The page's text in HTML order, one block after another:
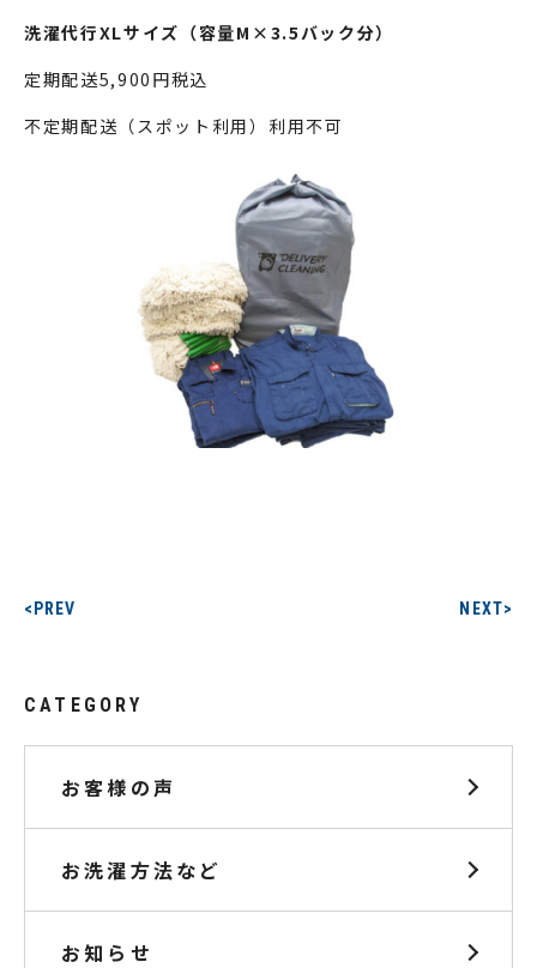
洗濯代行XLサイズ（容量M×3.5バック分）
定期配送5,900円税込
不定期配送（スポット利用）利用不可
<PREV NEXT>
CATEGORY
お客様の声
お洗濯方法など
お知らせ